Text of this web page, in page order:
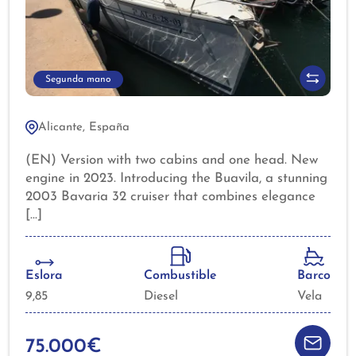
Segunda mano
Alicante, España
75.000€
(EN) Version with two cabins and one head. New
engine in 2023. Introducing the Buavila, a stunning
2003 Bavaria 32 cruiser that combines elegance
with performance. This well-maintained vessel
boasts an overall length of 10.3 meters, providing
ample space for comfortable cruising. The
monohull design, crafted from durable fiberglass,
ensures stability and a smooth sailing experience.
inboard engine, the Buavila is ready for your next
adventure. The electric windlass enhances
Eslora
9,85
Combustible
Diesel
Barco
Vela